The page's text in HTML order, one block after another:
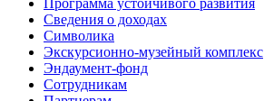
Программа устойчивого развития
Сведения о доходах
Символика
Экскурсионно-музейный комплекс
Эндаумент-фонд
Сотрудникам